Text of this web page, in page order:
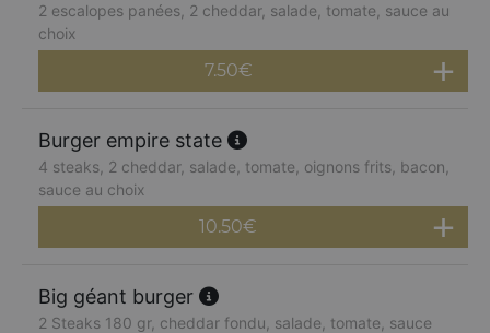
2 escalopes panées, 2 cheddar, salade, tomate, sauce au
choix
7.50€
Burger empire state
4 steaks, 2 cheddar, salade, tomate, oignons frits, bacon,
sauce au choix
10.50€
Big géant burger
2 Steaks 180 gr, cheddar fondu, salade, tomate, sauce